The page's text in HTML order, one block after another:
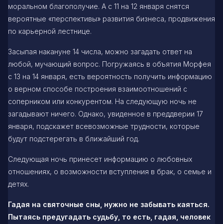
моральном благополучие. А с 11 на 12 января снятся
вероятные «перспективы» развития бизнеса, продвижения
по карьерной лестнице.
Засыпая накануне 14 числа, можно загадать ответ на
любой, мучающий вопрос. Погружаясь в объятия Морфея
с 13 на 14 января, есть вероятность получить информацию
о верном способе построения взаимоотношений с
соперником или конкурентом. На следующую ночь не
загадывают ничего. Однако, увиденное в преддверии 17
января, подскажет всевозможные трудности, которые
будут подстерегать в ближайший год.
Следующая ночь принесет информацию о любовных
отношениях, о возможности вступления в брак, о семье и
детях.
Гадая на святочные сны, нужно не забывать каяться.
Пытаясь предугадать судьбу, то есть, гадая, человек